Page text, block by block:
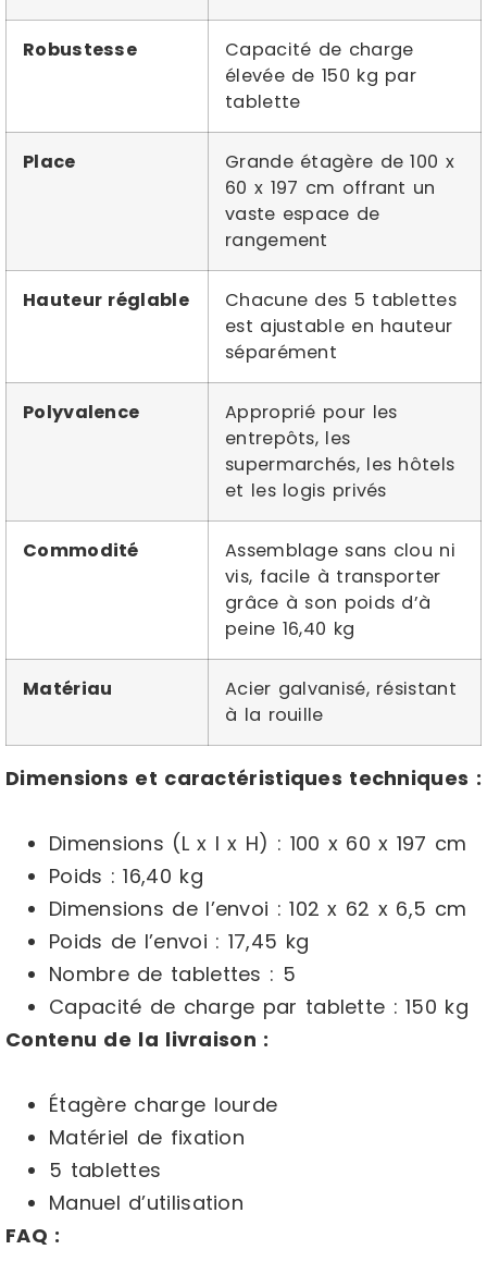
Robustesse
Capacité de charge
élevée de 150 kg par
tablette
Place
Grande étagère de 100 x
60 x 197 cm offrant un
vaste espace de
rangement
Hauteur réglable
Chacune des 5 tablettes
est ajustable en hauteur
séparément
Polyvalence
Approprié pour les
entrepôts, les
supermarchés, les hôtels
et les logis privés
Commodité
Assemblage sans clou ni
vis, facile à transporter
grâce à son poids d’à
peine 16,40 kg
Matériau
Acier galvanisé, résistant
à la rouille
Dimensions et caractéristiques techniques :
Dimensions (L x l x H) : 100 x 60 x 197 cm
Poids : 16,40 kg
Dimensions de l’envoi : 102 x 62 x 6,5 cm
Poids de l’envoi : 17,45 kg
Nombre de tablettes : 5
Capacité de charge par tablette : 150 kg
Contenu de la livraison :
Étagère charge lourde
Matériel de fixation
5 tablettes
Manuel d’utilisation
FAQ :